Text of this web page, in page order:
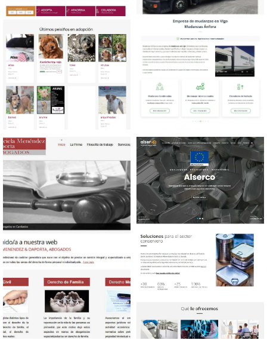
Diseño web Protectora de
animales
Diseño web Mudanzas y
guardamuebles